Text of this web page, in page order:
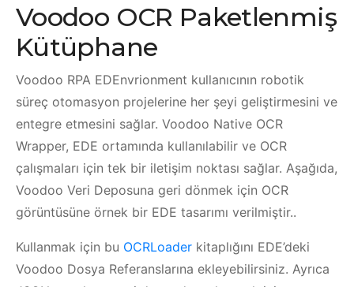
Voodoo OCR Paketlenmiş
Kütüphane
Voodoo RPA EDEnvrionment kullanıcının robotik
süreç otomasyon projelerine her şeyi geliştirmesini ve
entegre etmesini sağlar. Voodoo Native OCR
Wrapper, EDE ortamında kullanılabilir ve OCR
çalışmaları için tek bir iletişim noktası sağlar. Aşağıda,
Voodoo Veri Deposuna geri dönmek için OCR
görüntüsüne örnek bir EDE tasarımı verilmiştir..
Kullanmak için bu OCRLoader kitaplığını EDE’deki
Voodoo Dosya Referanslarına ekleyebilirsiniz. Ayrıca